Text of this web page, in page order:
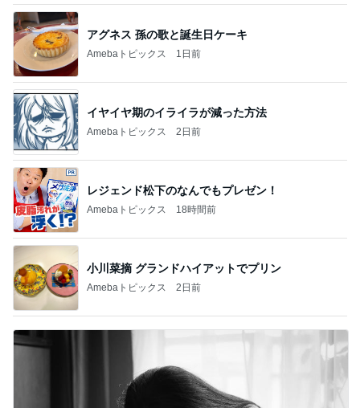
アグネス 孫の歌と誕生日ケーキ
Amebaトピックス 1日前
イヤイヤ期のイライラが減った方法
Amebaトピックス 2日前
レジェンド松下のなんでもプレゼン！
Amebaトピックス 18時間前
小川菜摘 グランドハイアットでプリン
Amebaトピックス 2日前